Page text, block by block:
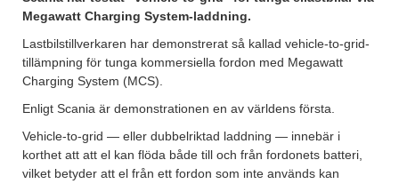
Megawatt Charging System-laddning.
Lastbilstillverkaren har demonstrerat så kallad vehicle-to-grid-
tillämpning för tunga kommersiella fordon med Megawatt
Charging System (MCS).
Enligt Scania är demonstrationen en av världens första.
Vehicle-to-grid — eller dubbelriktad laddning — innebär i
korthet att att el kan flöda både till och från fordonets batteri,
vilket betyder att el från ett fordon som inte används kan